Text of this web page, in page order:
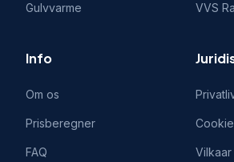
Gulvvarme VVS
Info
Om os
Prisberegner
FAQ Vilkaar